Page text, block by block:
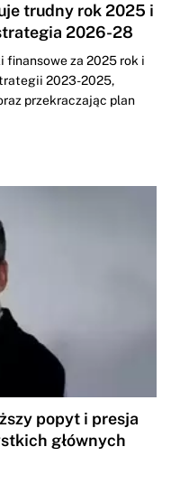
trudny rok 2025 i
2026-28
finansowe za 2025 rok i
2023-2025,
przekraczając plan
popyt i presja
głównych